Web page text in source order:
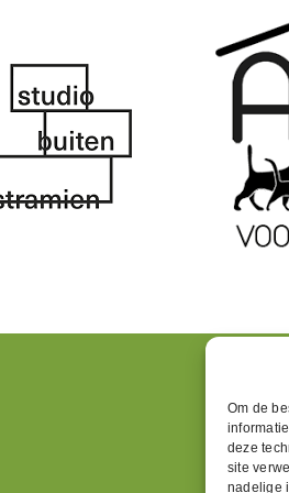
Om de
deze
site
nadelige
onze sponsors